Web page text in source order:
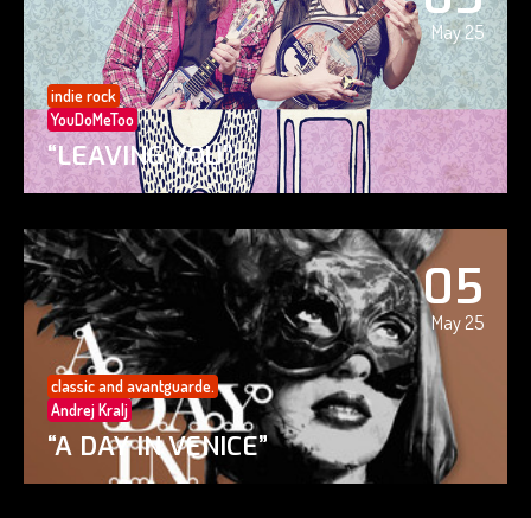
May 25
indie rock
YouDoMeToo
“LEAVING YOU”
05
May 25
classic and avantguarde.
Andrej Kralj
“A DAY IN VENICE”